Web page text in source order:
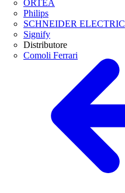
ORTEA
Philips
SCHNEIDER ELECTRIC
Signify
Distributore
Comoli Ferrari